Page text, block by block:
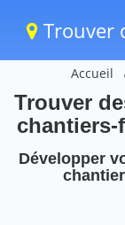
Trouver
Accueil
Trouver
Développer